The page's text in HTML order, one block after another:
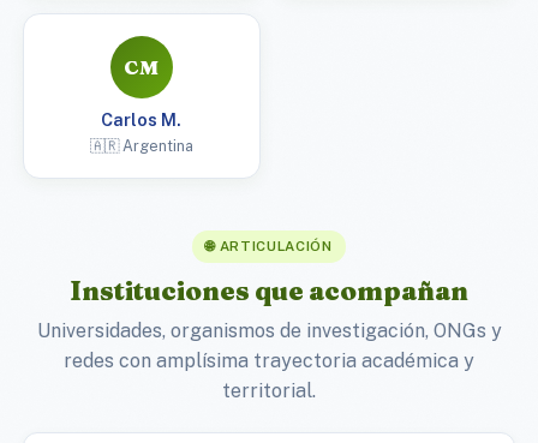
CM
Carlos M.
🇦🇷 Argentina
🌐 ARTICULACIÓN
Instituciones que acompañan
Universidades, organismos de investigación, ONGs y
redes con amplísima trayectoria académica y
territorial.